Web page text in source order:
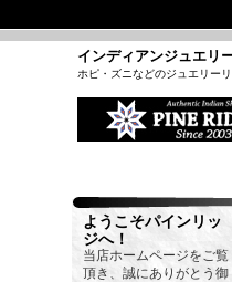
インディアンジュエリ
ホピ・ズニなどのジュエリー
ようこそパインリッ
ジへ！
当店ホームページをご覧
頂き、誠にありがとう御